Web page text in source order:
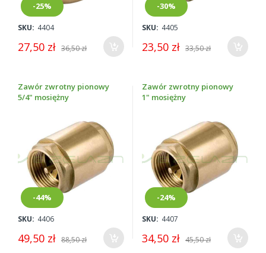
-25%
SKU: 4404
27,50 zł 36,50 zł
-30%
SKU: 4405
23,50 zł 33,50 zł
Zawór zwrotny pionowy
5/4" mosiężny
-44%
SKU: 4406
49,50 zł 88,50 zł
Zawór zwrotny pionowy
1" mosiężny
-24%
SKU: 4407
34,50 zł 45,50 zł